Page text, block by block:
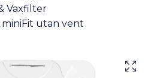
Vaxfilter
utan vent